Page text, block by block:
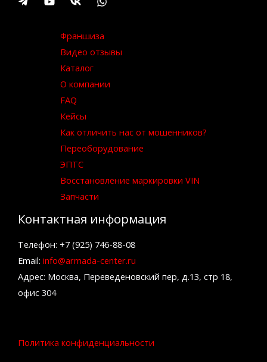
Франшиза
Видео отзывы
Каталог
О компании
FAQ
Кейсы
Как отличить нас от мошенников?
Переоборудование
ЭПТС
Восстановление маркировки VIN
Запчасти
Контактная информация
Телефон: +7 (925) 746-88-08
Email: info@armada-center.ru
Адрес: Москва, Переведеновский пер, д.13, стр 18,
офис 304
Политика конфиденциальности